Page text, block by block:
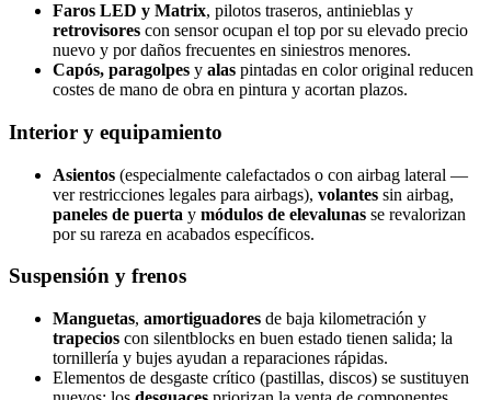
Faros LED y Matrix, pilotos traseros, antinieblas y
retrovisores con sensor ocupan el top por su elevado precio
nuevo y por daños frecuentes en siniestros menores.
Capós, paragolpes y alas pintadas en color original reducen
costes de mano de obra en pintura y acortan plazos.
Interior y equipamiento
Asientos (especialmente calefactados o con airbag lateral —
ver restricciones legales para airbags), volantes sin airbag,
paneles de puerta y módulos de elevalunas se revalorizan
por su rareza en acabados específicos.
Suspensión y frenos
Manguetas, amortiguadores de baja kilometración y
trapecios con silentblocks en buen estado tienen salida; la
tornillería y bujes ayudan a reparaciones rápidas.
Elementos de desgaste crítico (pastillas, discos) se sustituyen